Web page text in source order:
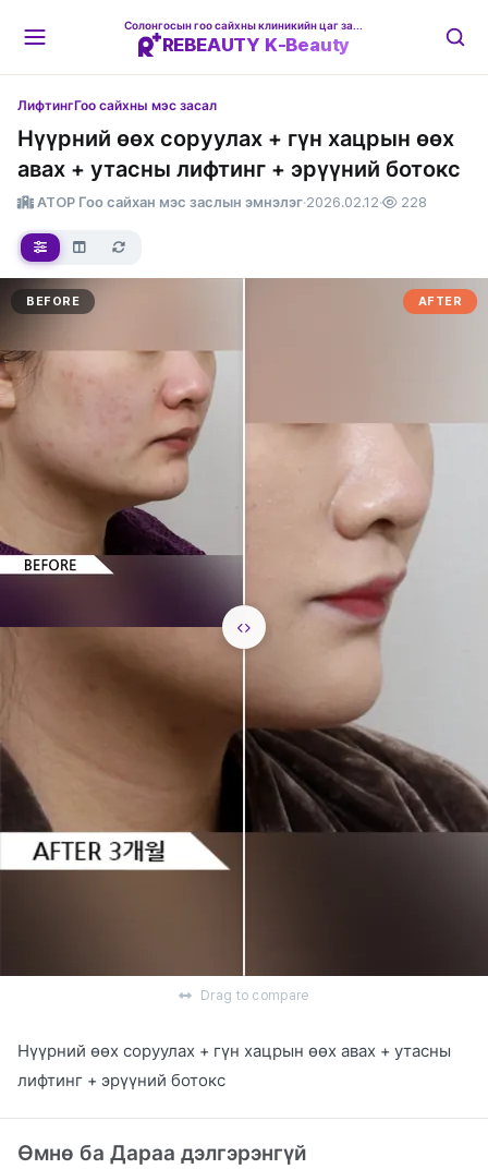
REBEAUTY K-Beauty
ЛифтингГоо сайхны мэс засал
Нүүрний өөх соруулах + гүн хацрын өөх
авах + утасны лифтинг + эрүүний ботокс
ATOP Гоо сайхан мэс заслын эмнэлэг·2026.02.12· 228
AFTER
BEFORE
Drag to compare
Нүүрний өөх соруулах + гүн хацрын өөх авах + утасны
лифтинг + эрүүний ботокс
Өмнө ба Дараа дэлгэрэнгүй